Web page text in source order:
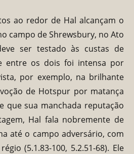
redor de Hal alcançam o
campo de Shrewsbury, no Ato
ser testado às custas de
entre os dois foi intensa por
por exemplo, na brilhante
de Hotspur por matança
que sua manchada reputação
Hal fala nobremente de
até o campo adversário, com
(5.1.83-100, 5.2.51-68). Ele